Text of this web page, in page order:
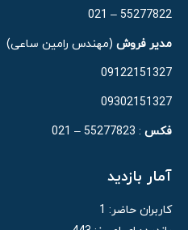
55277822 – 021
مدیر فروش (مهندس رامین ساعی)
09122151327
09302151327
فکس : 55277823 – 021
آمار بازدید
کاربران حاضر: 1